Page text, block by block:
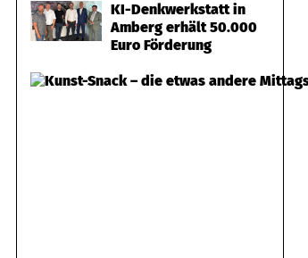
KI-Denkwerkstatt in
Amberg erhält 50.000
Euro Förderung